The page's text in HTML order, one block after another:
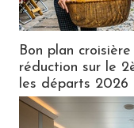
Bon plan
réduction sur le
les départs 2026